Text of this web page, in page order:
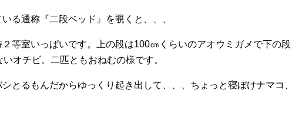
る通称『二段ベッド』を覗くと、、、
等室いっぱいです。上の段は100㎝くらいのアオウミガメで下の段
オチビ。二匹ともおねむの様です。
とるもんだからゆっくり起き出して、、、ちょっと寝ぼけナマコ、